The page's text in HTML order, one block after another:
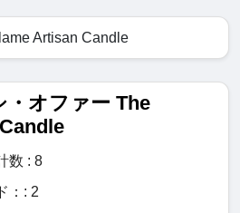
・オファー The
数 : 8
：: 2